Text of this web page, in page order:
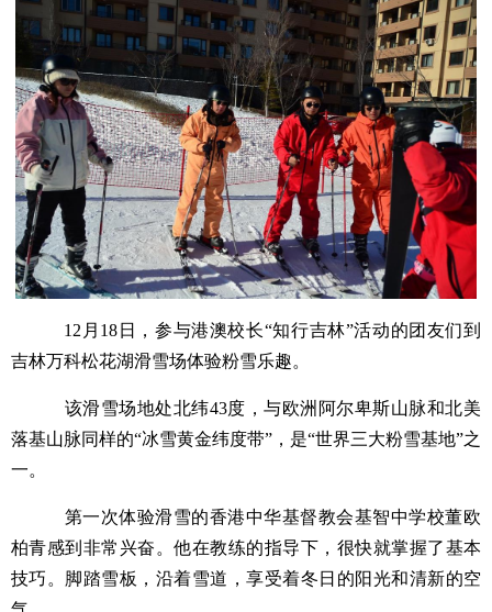
12月18日，参与港澳校长“知行吉林”活动的团友们到
吉林万科松花湖滑雪场体验粉雪乐趣。
该滑雪场地处北纬43度，与欧洲阿尔卑斯山脉和北美
落基山脉同样的“冰雪黄金纬度带”，是“世界三大粉雪基地”之
一。
第一次体验滑雪的香港中华基督教会基智中学校董欧
柏青感到非常兴奋。他在教练的指导下，很快就掌握了基本
技巧。脚踏雪板，沿着雪道，享受着冬日的阳光和清新的空